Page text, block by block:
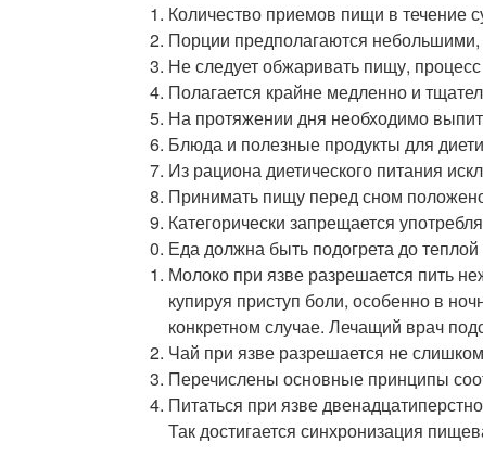
Количество приемов пищи в течение
Порции предполагаются
Не следует обжаривать пищу,
Полагается крайне медленно и
На протяжении дня необходимо
Блюда и полезные продукты для
Из рациона диетического питания
Принимать пищу перед сном
Категорически запрещается
Еда должна быть подогрета до
Молоко при язве разрешается пить
купируя приступ боли, особенно в
конкретном случае. Лечащий врач
Чай при язве разрешается не
Перечислены основные принципы
Питаться при язве
Так достигается синхронизация